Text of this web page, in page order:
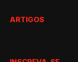
ARTIGOS